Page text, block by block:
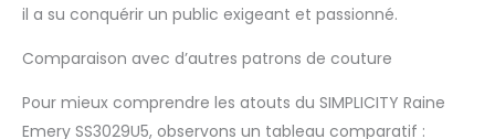
il a su conquérir un public exigeant et passionné.
Comparaison avec d’autres patrons de couture
Pour mieux comprendre les atouts du SIMPLICITY Raine
Emery SS3029U5, observons un tableau comparatif :